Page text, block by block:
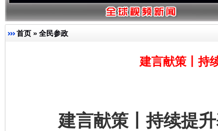
首页 » 全民参政
建言献策丨持
建言献策丨持续提升